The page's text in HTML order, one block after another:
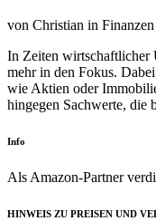
von Christian in Finanzen
In Zeiten wirtschaftlicher
mehr in den Fokus.
wie Aktien oder
hingegen Sachwerte, die
Info
Als Amazon-Partner
HINWEIS ZU PREISEN UND